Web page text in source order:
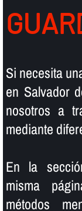
Si necesita
en Salvador
nosotros a
mediante
En la
misma
métodos